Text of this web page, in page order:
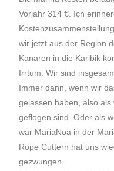
Vorjahr 314 €. Ich
wir jetzt aus der Region
Kanaren in die Karibik
Irrtum. Wir sind
Immer dann, wenn wir
gelassen haben, also
geflogen sind. Oder als
war MariaNoa in der
Rope Cuttern hat uns
gezwungen.